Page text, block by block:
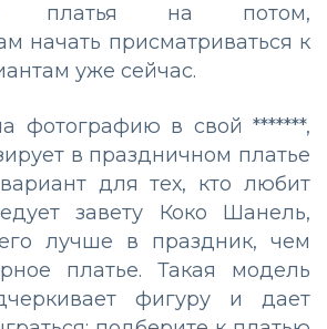
платья на потом,
начать присматриваться к
уже сейчас.
фотографию в свой *******,
в праздничном платье
для тех, кто любит
завету Коко Шанель,
лучше в праздник, чем
платье. Такая модель
фигуру и дает